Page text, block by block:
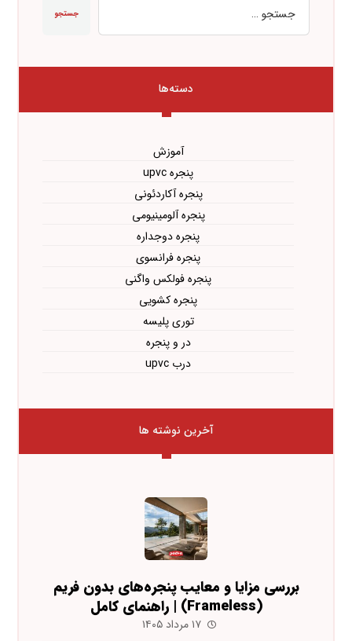
جستجو
دسته‌ها
آموزش
پنجره upvc
پنجره آکاردئونی
پنجره آلومینیومی
پنجره دوجداره
پنجره فرانسوی
پنجره فولکس واگنی
پنجره کشویی
توری پلیسه
در و پنجره
درب upvc
آخرین نوشته ها
بررسی مزایا و معایب پنجره‌های بدون فریم
(Frameless) | راهنمای کامل
۱۷ مرداد ۱۴۰۵